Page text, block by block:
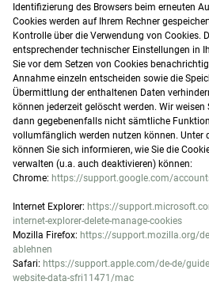
Identifizierung des Browsers beim erneuten
Cookies werden auf Ihrem Rechner
Kontrolle über die Verwendung von Cookies.
entsprechender technischer Einstellungen in
Sie vor dem Setzen von Cookies
Annahme einzeln entscheiden sowie die
Übermittlung der enthaltenen Daten
können jederzeit gelöscht werden. Wir
dann gegebenenfalls nicht sämtliche
vollumfänglich werden nutzen können. Unter
können Sie sich informieren, wie Sie die
verwalten (u.a. auch deaktivieren) können:
Chrome: https://support.google.com/
Internet Explorer: https://
internet-explorer-delete-manage-cookies
Mozilla Firefox: https://support.mozilla.org/
ablehnen
Safari: https://support.apple.com/de-de/
website-data-sfri11471/mac